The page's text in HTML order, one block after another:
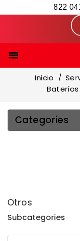
822

Inicio
Categories
Otros
Subcategories